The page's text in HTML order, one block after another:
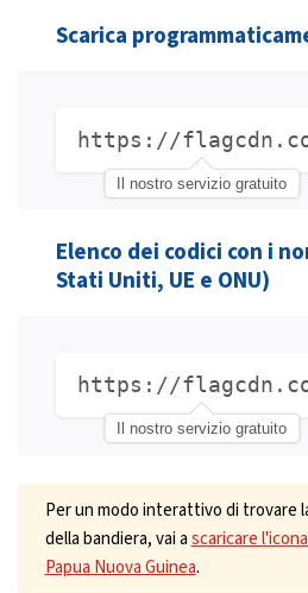
Scarica
https://
Il nostro servizio gratuito
Elenco dei codici con i
Stati Uniti, UE e ONU)
https://
Il nostro servizio gratuito
Per un modo interattivo di trovare
della bandiera, vai ascaricare
Papua Nuova Guinea.